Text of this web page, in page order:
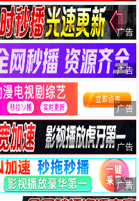
广告
广告
广告
广告
广告